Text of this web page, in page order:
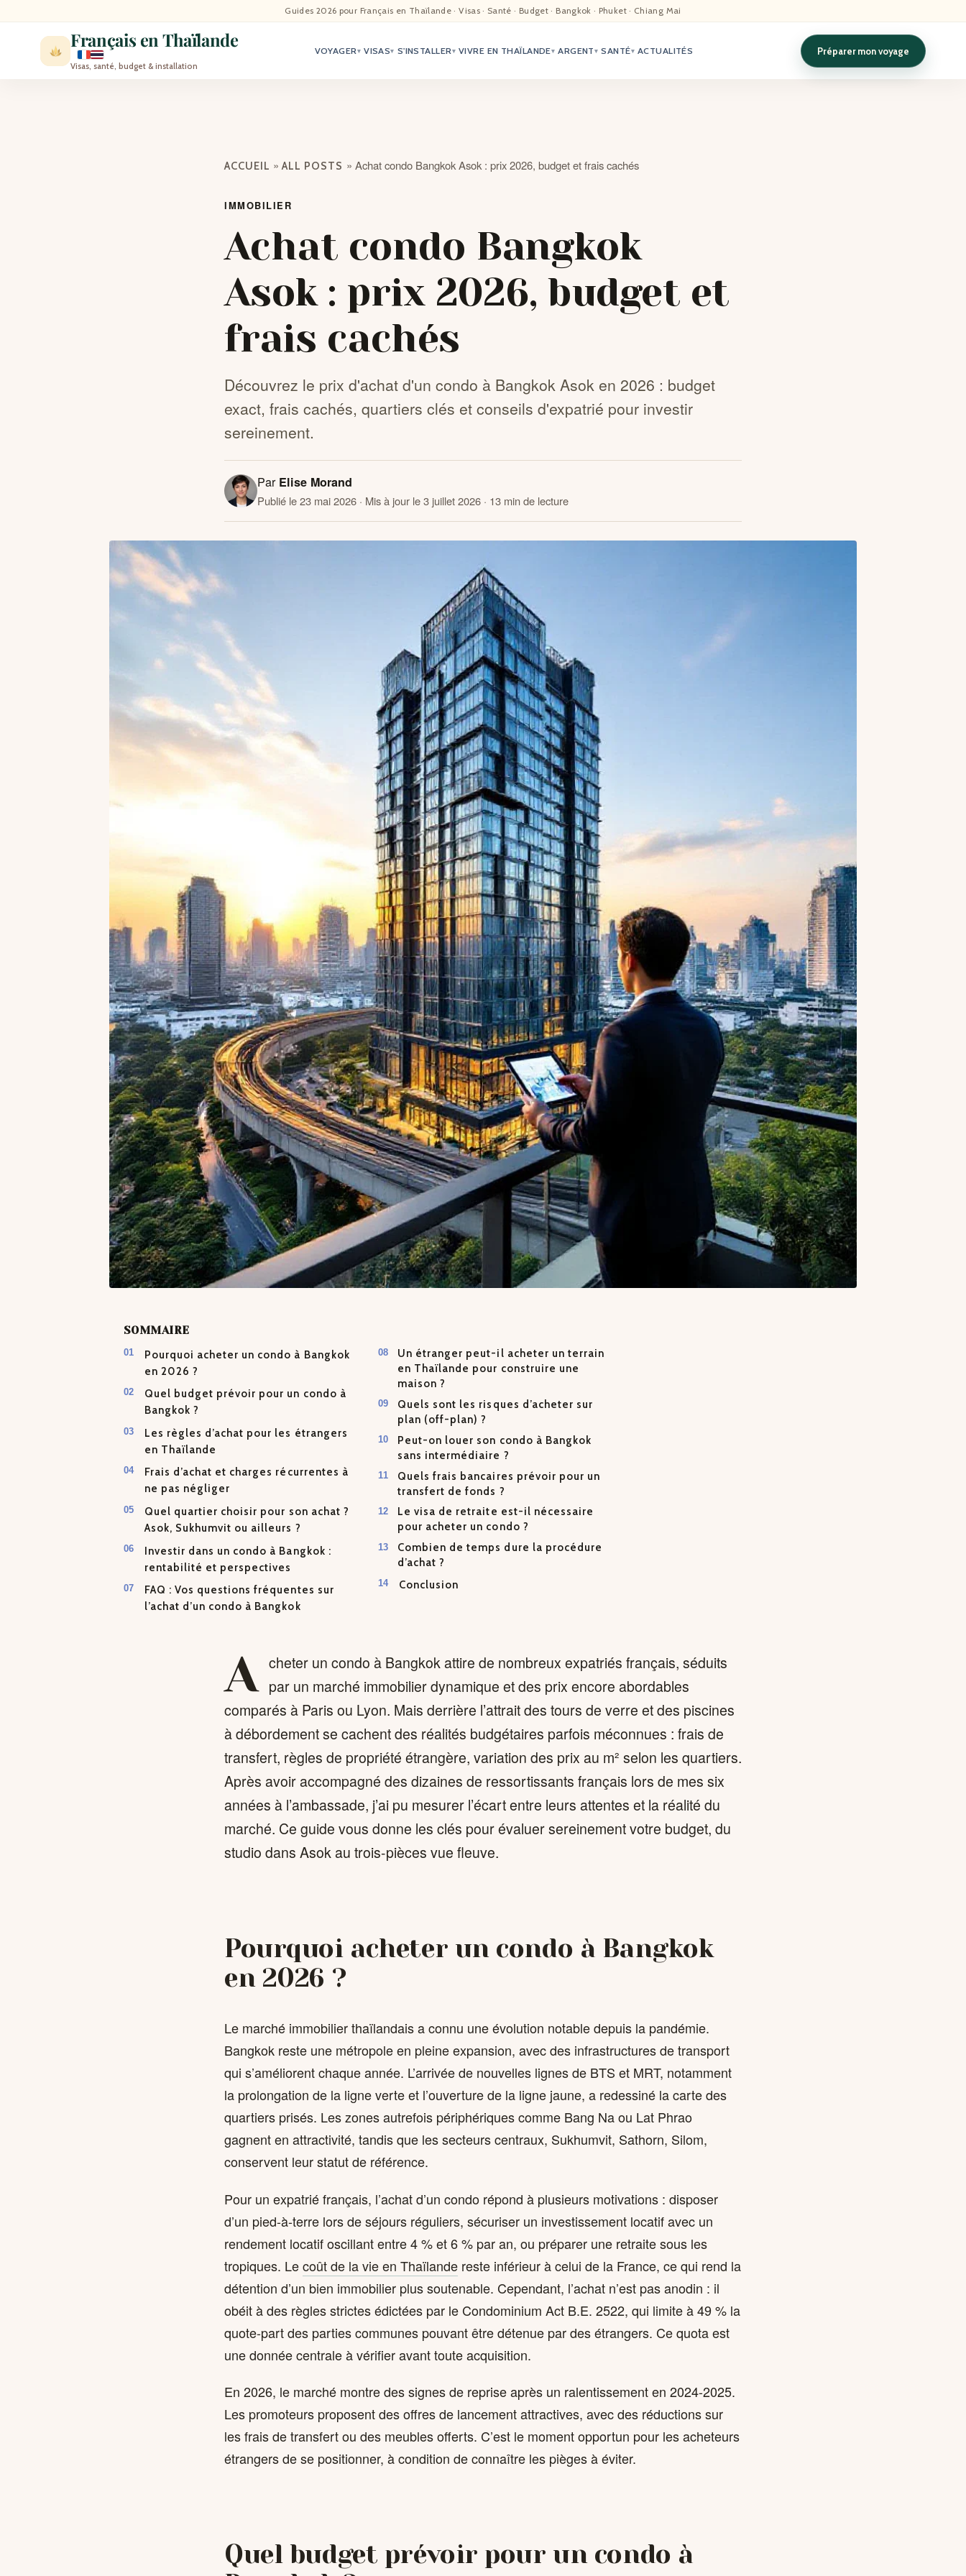
Guides 2026 pour Français en Thaïlande · Visas · Santé · Budget · Bangkok · Phuket · Chiang Mai
Français en Thaïlande
Visas, santé, budget & installation
VOYAGER▾ VISAS▾ S'INSTALLER▾ VIVRE EN THAÏLANDE▾ ARGENT ▾ SANTÉ▾ ACTUALITÉS Préparer mon voyage
ACCUEIL
ACTUALITÉ
CONTACTS
ACCUEIL »ALL POSTS » Achat condo Bangkok Asok : prix 2026, budget et frais cachés
IMMOBILIER
Achat condo Bangkok
Asok : prix 2026, budget et
frais cachés
Découvrez le prix d'achat d'un condo à Bangkok Asok en 2026 : budget
exact, frais cachés, quartiers clés et conseils d'expatrié pour investir
sereinement.
Par Elise Morand
Publié le 23 mai 2026 · Mis à jour le 3 juillet 2026 · 13 min de lecture
SOMMAIRE
Pourquoi acheter un condo à Bangkok
en 2026 ?
Quel budget prévoir pour un condo à
Bangkok ?
Les règles d’achat pour les étrangers
en Thaïlande
Frais d’achat et charges récurrentes à
ne pas négliger
Quel quartier choisir pour son achat ?
Asok, Sukhumvit ou ailleurs ?
Investir dans un condo à Bangkok :
rentabilité et perspectives
FAQ : Vos questions fréquentes sur
l’achat d’un condo à Bangkok
Un étranger peut-il acheter un terrain
en Thaïlande pour construire une
maison ?
Quels sont les risques d’acheter sur
plan (off-plan) ?
Peut-on louer son condo à Bangkok
sans intermédiaire ?
Quels frais bancaires prévoir pour un
transfert de fonds ?
Le visa de retraite est-il nécessaire
pour acheter un condo ?
Combien de temps dure la procédure
d’achat ?
Conclusion
A cheter un condo à Bangkok attire de nombreux expatriés français, séduits
par un marché immobilier dynamique et des prix encore abordables
comparés à Paris ou Lyon. Mais derrière l’attrait des tours de verre et des piscines
à débordement se cachent des réalités budgétaires parfois méconnues : frais de
transfert, règles de propriété étrangère, variation des prix au m² selon les quartiers.
Après avoir accompagné des dizaines de ressortissants français lors de mes six
années à l’ambassade, j’ai pu mesurer l’écart entre leurs attentes et la réalité du
marché. Ce guide vous donne les clés pour évaluer sereinement votre budget, du
studio dans Asok au trois-pièces vue fleuve.
Pourquoi acheter un condo à Bangkok
en 2026 ?
Le marché immobilier thaïlandais a connu une évolution notable depuis la pandémie.
Bangkok reste une métropole en pleine expansion, avec des infrastructures de transport
qui s’améliorent chaque année. L’arrivée de nouvelles lignes de BTS et MRT, notamment
la prolongation de la ligne verte et l’ouverture de la ligne jaune, a redessiné la carte des
quartiers prisés. Les zones autrefois périphériques comme Bang Na ou Lat Phrao
gagnent en attractivité, tandis que les secteurs centraux, Sukhumvit, Sathorn, Silom,
conservent leur statut de référence.
Pour un expatrié français, l’achat d’un condo répond à plusieurs motivations : disposer
d’un pied-à-terre lors de séjours réguliers, sécuriser un investissement locatif avec un
rendement locatif oscillant entre 4 % et 6 % par an, ou préparer une retraite sous les
tropiques. Lecoût de la vie en Thaïlande reste inférieur à celui de la France, ce qui rend la
détention d’un bien immobilier plus soutenable. Cependant, l’achat n’est pas anodin : il
obéit à des règles strictes édictées par le Condominium Act B.E. 2522, qui limite à 49 % la
quote-part des parties communes pouvant être détenue par des étrangers. Ce quota est
une donnée centrale à vérifier avant toute acquisition.
En 2026, le marché montre des signes de reprise après un ralentissement en 2024-2025.
Les promoteurs proposent des offres de lancement attractives, avec des réductions sur
les frais de transfert ou des meubles offerts. C’est le moment opportun pour les acheteurs
étrangers de se positionner, à condition de connaître les pièges à éviter.
Quel budget prévoir pour un condo à